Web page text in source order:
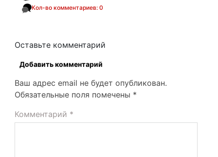
Кол-во комментариев: 0
Оставьте комментарий
Добавить комментарий
Ваш адрес email не будет опубликован.
Обязательные поля помечены *
Комментарий *